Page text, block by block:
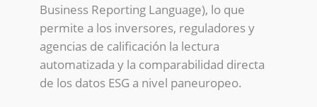
Business Reporting Language), lo que
permite a los inversores, reguladores y
agencias de calificación la lectura
automatizada y la comparabilidad directa
de los datos ESG a nivel paneuropeo.